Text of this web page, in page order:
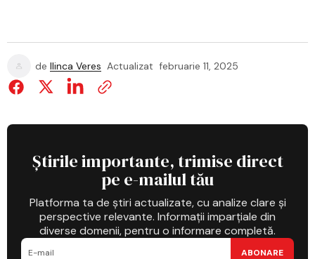
de Ilinca Veres Actualizat februarie 11, 2025
Știrile importante, trimise direct
pe e-mailul tău
Platforma ta de știri actualizate, cu analize clare și
perspective relevante. Informații imparțiale din
diverse domenii, pentru o informare completă.
ABONARE